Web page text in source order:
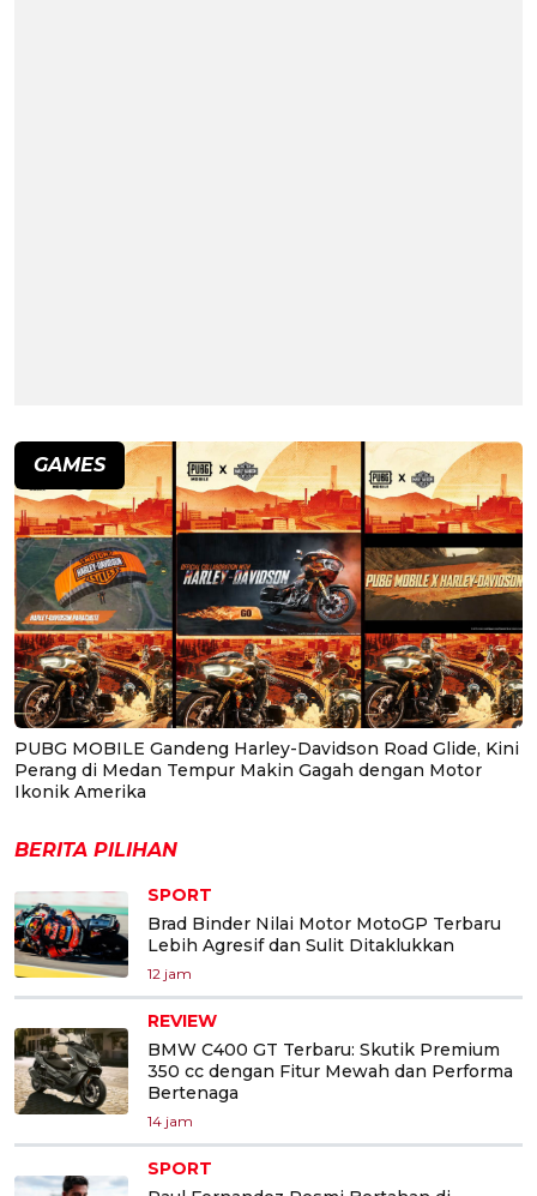
GAMES
PUBG MOBILE Gandeng Harley-Davidson Road Glide, Kini
Perang di Medan Tempur Makin Gagah dengan Motor
Ikonik Amerika
BERITA PILIHAN
SPORT
Brad Binder Nilai Motor MotoGP Terbaru
Lebih Agresif dan Sulit Ditaklukkan
12 jam
REVIEW
BMW C400 GT Terbaru: Skutik Premium
350 cc dengan Fitur Mewah dan Performa
Bertenaga
14 jam
SPORT